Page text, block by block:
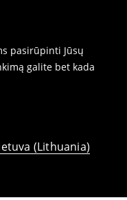
pasirūpinti Jūsų
galite bet kada
(Lithuania)